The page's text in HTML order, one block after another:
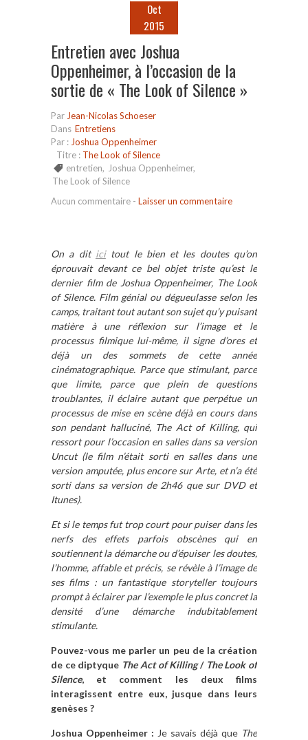
Oct
2015
Entretien avec Joshua
Oppenheimer, à l’occasion de la
sortie de « The Look of Silence »
Par Jean-Nicolas Schoeser
Dans Entretiens
Par : Joshua Oppenheimer
Titre : The Look of Silence
entretien, Joshua Oppenheimer,
The Look of Silence
Aucun commentaire - Laisser un commentaire
On a dit icitout le bien et les doutes qu’on
éprouvait devant ce bel objet triste qu’est le
dernier film de Joshua Oppenheimer, The Look
of Silence. Film génial ou dégueulasse selon les
camps, traitant tout autant son sujet qu’y puisant
matière à une réflexion sur l’image et le
processus filmique lui-même, il signe d’ores et
déjà un des sommets de cette année
cinématographique. Parce que stimulant, parce
que limite, parce que plein de questions
troublantes, il éclaire autant que perpétue un
processus de mise en scène déjà en cours dans
son pendant halluciné, The Act of Killing, qui
ressort pour l’occasion en salles dans sa version
Uncut (le film n’était sorti en salles dans une
version amputée, plus encore sur Arte, et n’a été
sorti dans sa version de 2h46 que sur DVD et
Itunes).
Et si le temps fut trop court pour puiser dans les
nerfs des effets parfois obscènes qui en
soutiennent la démarche ou d’épuiser les doutes,
l’homme, affable et précis, se révèle à l’image de
ses films : un fantastique storyteller toujours
prompt à éclairer par l’exemple le plus concret la
densité d’une démarche indubitablement
stimulante.
Pouvez-vous me parler un peu de la création
de ce diptyque The Act of Killing/ The Look of
Silence, et comment les deux films
interagissent entre eux, jusque dans leurs
genèses ?
Joshua Oppenheimer : Je savais déjà que The